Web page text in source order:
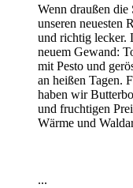
Wenn draußen die
unseren neuesten
und richtig lecker.
neuem Gewand:
mit Pesto und
an heißen Tagen.
haben wir
und fruchtigen
Wärme und
...